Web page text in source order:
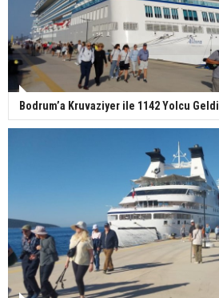
Bodrum’a Kruvaziyer ile 1142 Yolcu Geldi